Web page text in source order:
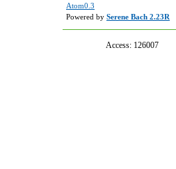
Atom0.3
Powered by Serene Bach 2.23R
Access: 126007